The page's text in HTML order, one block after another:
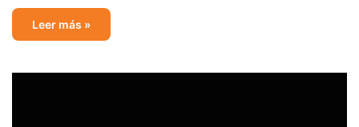
Leer más »